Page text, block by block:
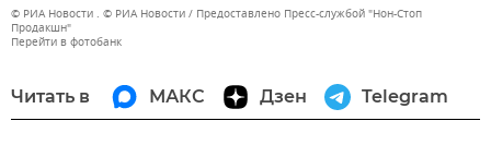
© РИА Новости . © РИА Новости / Предоставлено Пресс-службой "Нон-Стоп
Продакшн"
Перейти в фотобанк
Читать в МАКС Дзен Telegram